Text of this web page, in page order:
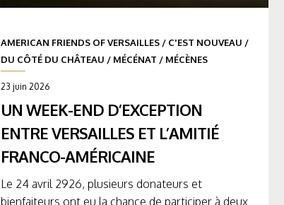
AMERICAN FRIENDS OF VERSAILLES/ C'EST NOUVEAU /
DU CÔTÉ DU CHÂTEAU / MÉCÉNAT / MÉCÈNES
23 juin 2026
UN WEEK-END D’EXCEPTION
ENTRE VERSAILLES ET L’AMITIÉ
FRANCO-AMÉRICAINE
Le 24 avril 2926, plusieurs donateurs et
bienfaiteurs ont eu la chance de participer à deux